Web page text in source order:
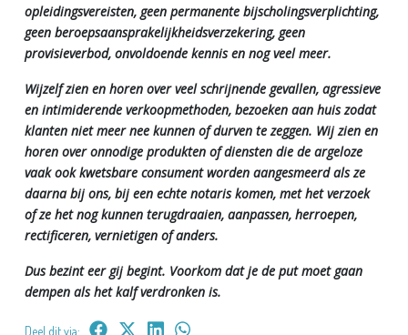
opleidingsvereisten, geen permanente bijscholingsverplichting,
geen beroepsaansprakelijkheidsverzekering, geen
provisieverbod, onvoldoende kennis en nog veel meer.
Wijzelf zien en horen over veel schrijnende gevallen, agressieve
en intimiderende verkoopmethoden, bezoeken aan huis zodat
klanten niet meer nee kunnen of durven te zeggen. Wij zien en
horen over onnodige produkten of diensten die de argeloze
vaak ook kwetsbare consument worden aangesmeerd als ze
daarna bij ons, bij een echte notaris komen, met het verzoek
of ze het nog kunnen terugdraaien, aanpassen, herroepen,
rectificeren, vernietigen of anders.
Dus bezint eer gij begint. Voorkom dat je de put moet gaan
dempen als het kalf verdronken is.
Deel dit via: